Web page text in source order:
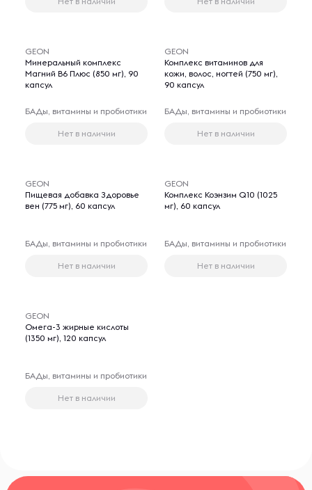
GEON
Минеральный комплекс
Магний B6 Плюс (850 мг), 90
капсул
БАДы, витамины и пробиотики
Нет в наличии
GEON
Комплекс витаминов для
кожи, волос, ногтей (750 мг),
90 капсул
БАДы, витамины и пробиотики
Нет в наличии
GEON
Пищевая добавка Здоровье
вен (775 мг), 60 капсул
БАДы, витамины и пробиотики
Нет в наличии
GEON
Комплекс Коэнзим Q10 (1025
мг), 60 капсул
БАДы, витамины и пробиотики
Нет в наличии
GEON
Омега-3 жирные кислоты
(1350 мг), 120 капсул
БАДы, витамины и пробиотики
Нет в наличии